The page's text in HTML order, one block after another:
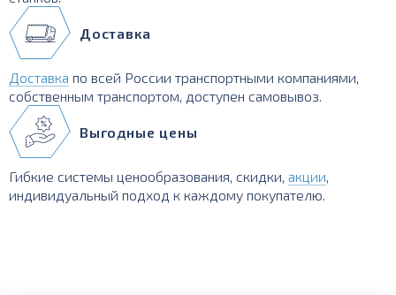
Доставка
Доставка по всей России транспортными компаниями,
собственным транспортом, доступен самовывоз.
Выгодные цены
Гибкие системы ценообразования, скидки, акции,
индивидуальный подход к каждому покупателю.